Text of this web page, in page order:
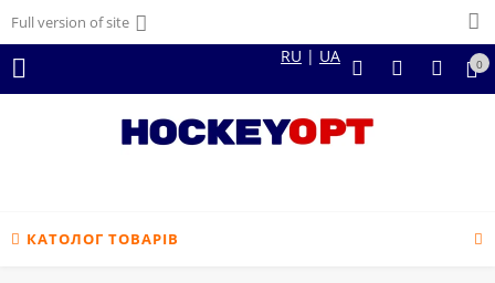
Full version of site
RU | UA 0
КАТОЛОГ ТОВАРІВ